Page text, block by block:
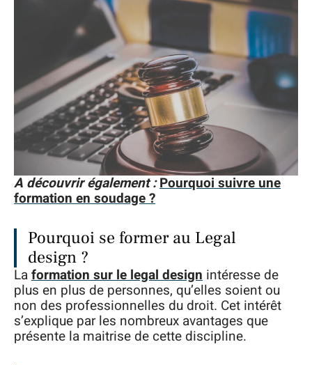
A découvrir également :Pourquoi suivre une
formation en soudage ?
Pourquoi se former au Legal
design ?
Laformation sur le legal design intéresse de
plus en plus de personnes, qu’elles soient ou
non des professionnelles du droit. Cet intérêt
s’explique par les nombreux avantages que
présente la maitrise de cette discipline.